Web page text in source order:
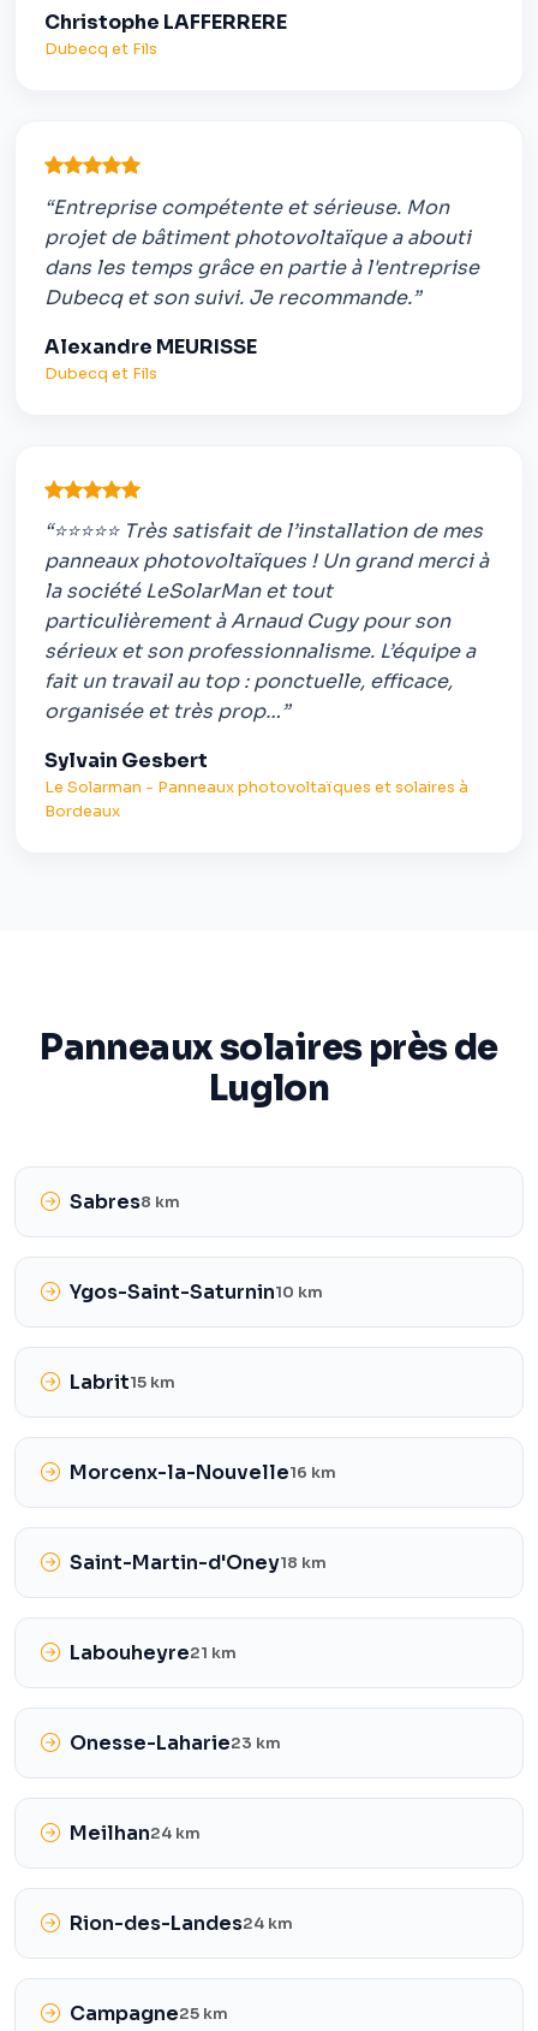
Christophe LAFFERRERE
Dubecq et Fils
“Entreprise compétente et sérieuse. Mon
projet de bâtiment photovoltaïque a abouti
dans les temps grâce en partie à l'entreprise
Dubecq et son suivi. Je recommande.”
Alexandre MEURISSE
Dubecq et Fils
“⭐⭐⭐⭐⭐ Très satisfait de l’installation de mes
panneaux photovoltaïques ! Un grand merci à
la société LeSolarMan et tout
particulièrement à Arnaud Cugy pour son
sérieux et son professionnalisme. L’équipe a
fait un travail au top : ponctuelle, efficace,
organisée et très prop…”
Sylvain Gesbert
Le Solarman - Panneaux photovoltaïques et solaires à
Bordeaux
Panneaux solaires près de
Luglon
Sabres8 km
Ygos-Saint-Saturnin10 km
Labrit15 km
Morcenx-la-Nouvelle16 km
Saint-Martin-d'Oney18 km
Labouheyre21 km
Onesse-Laharie23 km
Meilhan24 km
Rion-des-Landes24 km
Campagne25 km